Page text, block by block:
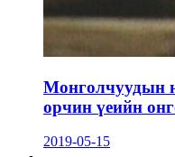
Монголчуудын
орчин үеийн
2019-05-15